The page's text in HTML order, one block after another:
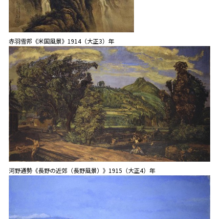
赤羽雪邦《米国風景》1914（大正3）年
河野通勢《長野の近郊（長野風景）》1915（大正4）年